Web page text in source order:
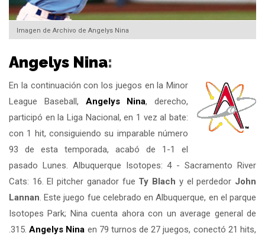
Imagen de Archivo de Angelys Nina
Angelys Nina:
En la continuación con los juegos en la Minor
League Baseball, Angelys Nina, derecho,
participó en la Liga Nacional, en 1 vez al bate:
con 1 hit, consiguiendo su imparable número
93 de esta temporada, acabó de 1-1 el
pasado Lunes. Albuquerque Isotopes: 4 - Sacramento River
Cats: 16. El pitcher ganador fue Ty Blach y el perdedor John
Lannan. Este juego fue celebrado en Albuquerque, en el parque
Isotopes Park; Nina cuenta ahora con un average general de
.315.Angelys Nina en 79 turnos de 27 juegos, conectó 21 hits,